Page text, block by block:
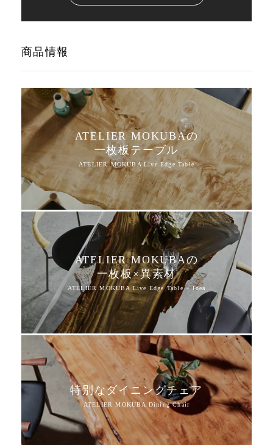
商品情報
ATELIER MOKUBAの
一枚板テーブル
ATELIER MOKUBAの
一枚板×異素材
特別なダイニングチェア